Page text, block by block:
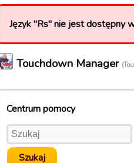
Język "Rs" nie jest dostępny
Touchdown Manager
Centrum pomocy